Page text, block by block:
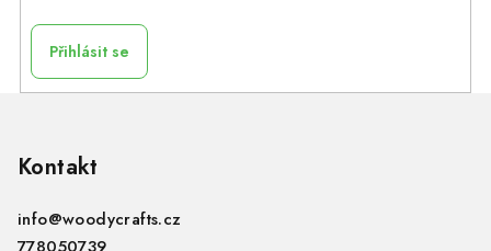
Přihlásit se
Kontakt
info@woodycrafts.cz
778050739